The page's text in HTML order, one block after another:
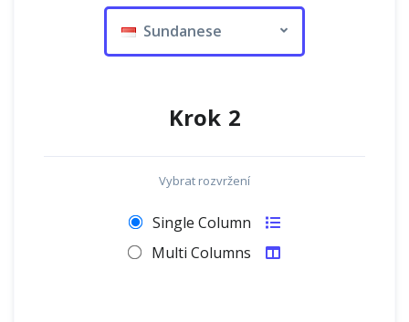
Sundanese
Krok 2
Vybrat rozvržení
Single Column
Multi Columns